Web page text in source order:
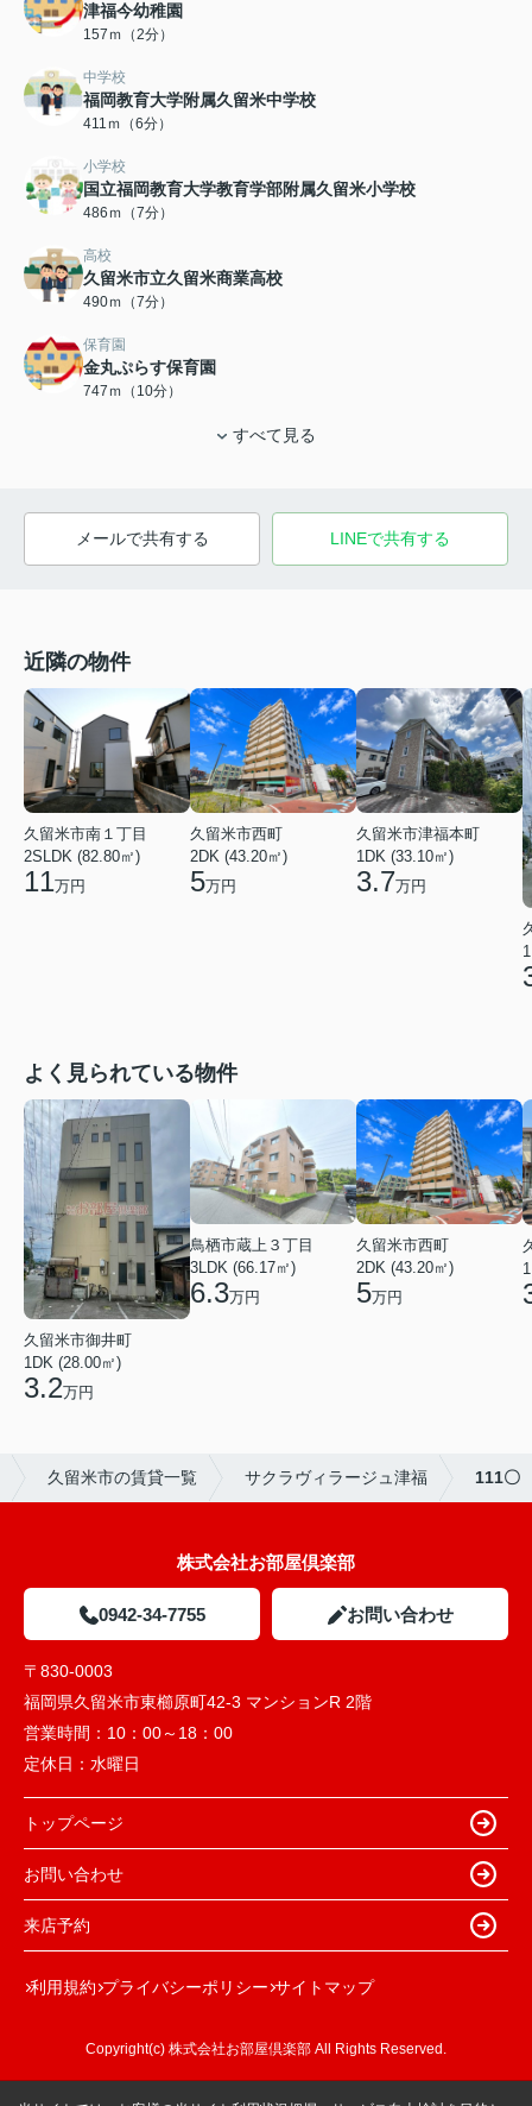
津福今幼稚園
157ｍ（2分）
中学校
福岡教育大学附属久留米中学校
411ｍ（6分）
小学校
国立福岡教育大学教育学部附属久留米小学校
486ｍ（7分）
高校
久留米市立久留米商業高校
490ｍ（7分）
保育園
金丸ぷらす保育園
747ｍ（10分）
すべて見る
メールで共有する LINEで共有する
近隣の物件
久留米市南１丁目
2SLDK (82.80㎡)
11万円
久留米市西町
2DK (43.20㎡)
5万円
久留米市津福本町
1DK (33.10㎡)
3.7万円
よく見られている物件
久留米市御井町
1DK (28.00㎡)
3.2万円
鳥栖市蔵上３丁目
3LDK (66.17㎡)
6.3万円
久留米市西町
2DK (43.20㎡)
5万円
久留米市の賃貸一覧 サクラヴィラージュ津福 111〇
株式会社お部屋倶楽部
0942-34-7755 お問い合わせ
〒830-0003
福岡県久留米市東櫛原町42-3 マンションR 2階
営業時間： 10：00～18：00
定休日： 水曜日
トップページ
お問い合わせ
来店予約
利用規約 プライバシーポリシー サイトマップ
Copyright(c) 株式会社お部屋倶楽部 All Rights Reserved.